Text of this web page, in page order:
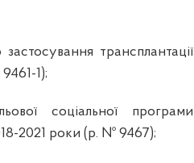
трансплантації
9461-1);
соціальної програми
2021 роки (р. № 9467);